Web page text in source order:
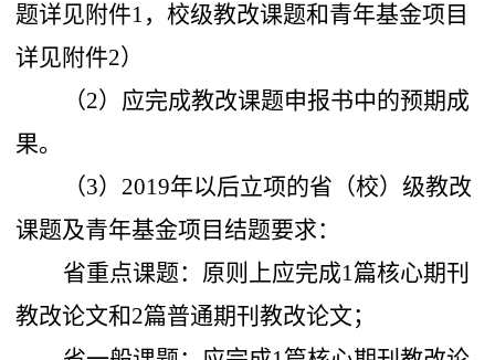
题详见附件1，校级教改课题和青年基金项目
详见附件2）
（2） 应完成教改课题申报书中的预期成
果。
（3） 2019年以后立项的省（校）级教改
课题及青年基金项目结题要求：
省重点课题： 原则上应完成1篇核心期刊
教改论文和2篇普通期刊教改论文；